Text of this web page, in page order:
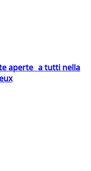
aperte a tutti nella